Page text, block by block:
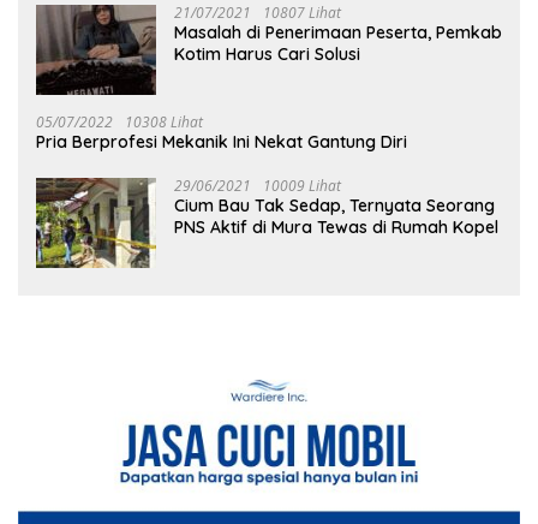
21/07/2021 10807 Lihat
Masalah di Penerimaan Peserta, Pemkab
Kotim Harus Cari Solusi
05/07/2022 10308 Lihat
Pria Berprofesi Mekanik Ini Nekat Gantung Diri
29/06/2021 10009 Lihat
Cium Bau Tak Sedap, Ternyata Seorang
PNS Aktif di Mura Tewas di Rumah Kopel